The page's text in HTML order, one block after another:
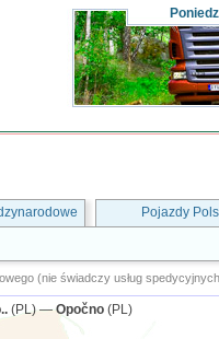
Pojazdy
(nie świadczy usług
(PL) —Opočno (PL)